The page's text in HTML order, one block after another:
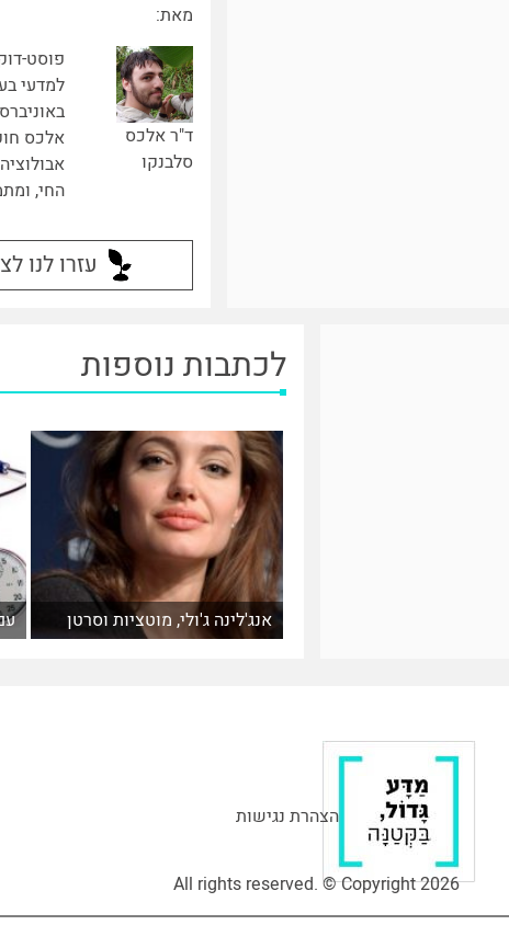
מאת:
ד"ר אלכס
סלבנקו
פוסט-
למדעי
אלכס
החי,
עזרו לנו
לכתבות נוספות
אנג'לינה ג'ולי, מוטציות וסרטן
הצהרת נגישות
All rights reserved. © Copyright 2026